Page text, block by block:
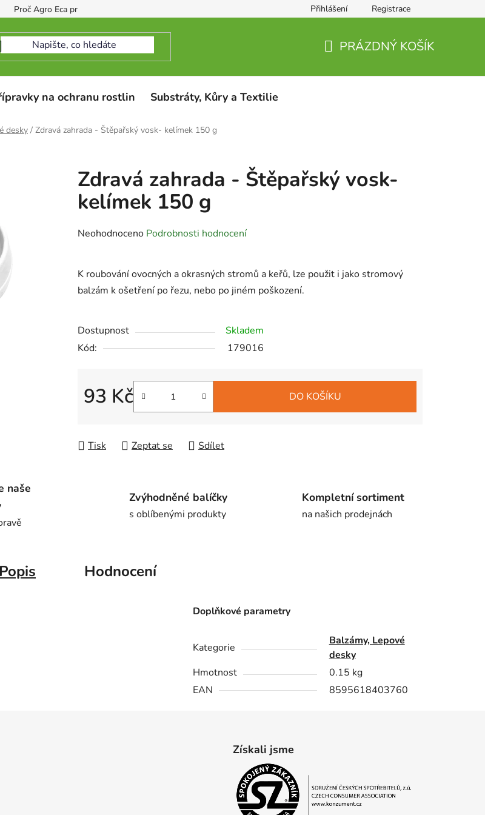
Proč Agro Eca protect Přihlášení Registrace
PRÁZDNÝ KOŠÍK
na ochranu rostlin Substráty, Kůry a Textilie
desky / Zdravá zahrada - Štěpařský vosk- kelímek 150 g
Zdravá zahrada - Štěpařský vosk-
kelímek 150 g
Průměrné
0,0
5
hvězdiček.
Neohodnoceno Podrobnosti hodnocení
K roubování ovocných a okrasných stromů a keřů, lze použit i jako stromový
balzám k ošetření po řezu, nebo po jiném poškození.
Dostupnost
Skladem
Kód:
179016
93 Kč
Měrná cena:
DO KOŠÍKU
Tisk Zeptat se Sdílet
naše
Zvýhodněné balíčky
s oblíbenými produkty
Kompletní sortiment
na našich prodejnách
Popis Hodnocení
Doplňkové parametry
Kategorie
Balzámy, Lepové
desky
Hmotnost
0.15 kg
EAN
8595618403760
Získali jsme